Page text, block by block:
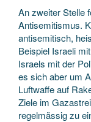
An zweiter Stelle
Antisemitismus.
antisemitisch,
Beispiel Israeli
Israels mit der
es sich aber um
Luftwaffe auf
Ziele im
regelmässig zu